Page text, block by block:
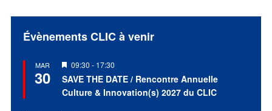
Évènements CLIC à venir
MAR
30
Mis
en
avant
09:30 - 17:30
SAVE THE DATE / Rencontre Annuelle
Culture & Innovation(s) 2027 du CLIC